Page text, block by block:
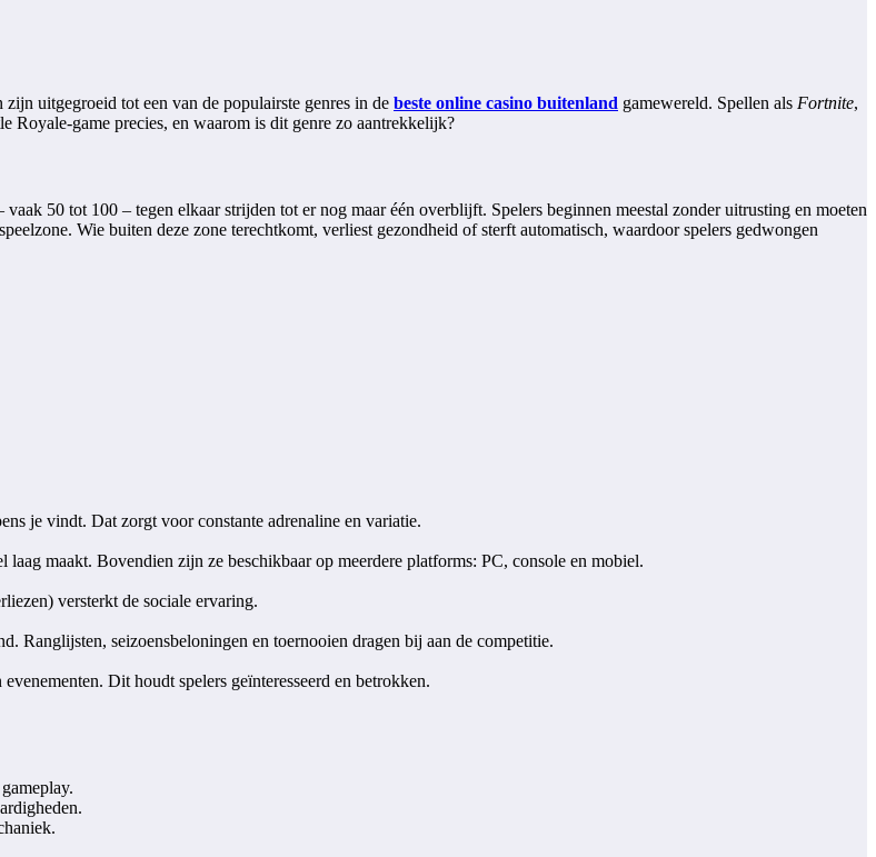
uitgegroeid tot een van de populairste genres in de beste online casino buitenland gamewereld. Spellen als Fortnite,
Royale-game precies, en waarom is dit genre zo aantrekkelijk?
50 tot 100 – tegen elkaar strijden tot er nog maar één overblijft. Spelers beginnen meestal zonder uitrusting en moeten
Wie buiten deze zone terechtkomt, verliest gezondheid of sterft automatisch, waardoor spelers gedwongen
je vindt. Dat zorgt voor constante adrenaline en variatie.
laag maakt. Bovendien zijn ze beschikbaar op meerdere platforms: PC, console en mobiel.
versterkt de sociale ervaring.
Ranglijsten, seizoensbeloningen en toernooien dragen bij aan de competitie.
Dit houdt spelers geïnteresseerd en betrokken.